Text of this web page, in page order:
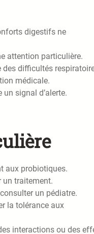
digestifs ne
attention particulière.
des difficultés
médicale.
signal d’alerte.
aux probiotiques.
un traitement.
un pédiatre.
la tolérance aux
interactions ou des